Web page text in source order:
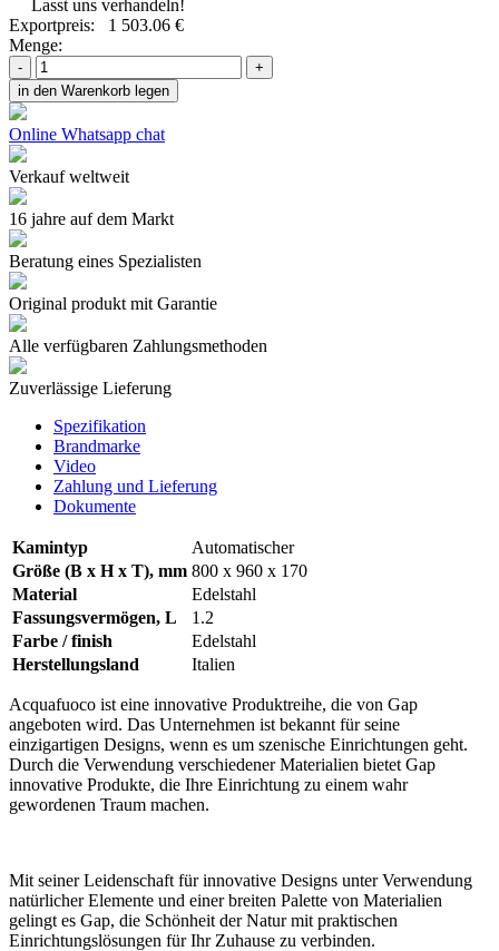
Lasst uns verhandeln!
Exportpreis:
1 503.06 €
Menge:
-
+
in den Warenkorb legen
Online Whatsapp chat
Verkauf weltweit
16 jahre auf dem Markt
Beratung eines Spezialisten
Original produkt mit Garantie
Alle verfügbaren Zahlungsmethoden
Zuverlässige Lieferung
Spezifikation
Brandmarke
Video
Zahlung und Lieferung
Dokumente
Kamintyp
Automatischer
Größe (B x H x T), mm 800 x 960 x 170
Material
Edelstahl
Fassungsvermögen, L
1.2
Farbe / finish
Edelstahl
Herstellungsland
Italien
Acquafuoco ist eine innovative Produktreihe, die von Gap
angeboten wird. Das Unternehmen ist bekannt für seine
einzigartigen Designs, wenn es um szenische Einrichtungen geht.
Durch die Verwendung verschiedener Materialien bietet Gap
innovative Produkte, die Ihre Einrichtung zu einem wahr
gewordenen Traum machen.
Mit seiner Leidenschaft für innovative Designs unter Verwendung
natürlicher Elemente und einer breiten Palette von Materialien
gelingt es Gap, die Schönheit der Natur mit praktischen
Einrichtungslösungen für Ihr Zuhause zu verbinden.